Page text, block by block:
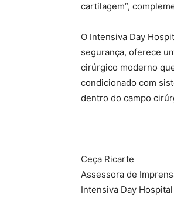
cartilagem”,
O Intensiva Day
segurança, oferece
cirúrgico moderno
condicionado com
dentro do campo
Ceça Ricarte
Assessora de
Intensiva Day Hospital